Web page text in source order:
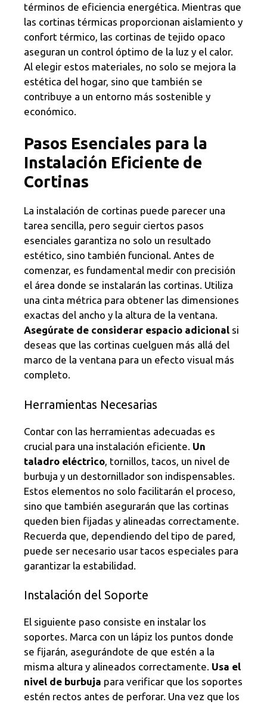
términos de eficiencia energética. Mientras que
las cortinas térmicas proporcionan aislamiento y
confort térmico, las cortinas de tejido opaco
aseguran un control óptimo de la luz y el calor.
Al elegir estos materiales, no solo se mejora la
estética del hogar, sino que también se
contribuye a un entorno más sostenible y
económico.
Pasos Esenciales para la
Instalación Eficiente de
Cortinas
La instalación de cortinas puede parecer una
tarea sencilla, pero seguir ciertos pasos
esenciales garantiza no solo un resultado
estético, sino también funcional. Antes de
comenzar, es fundamental medir con precisión
el área donde se instalarán las cortinas. Utiliza
una cinta métrica para obtener las dimensiones
exactas del ancho y la altura de la ventana.
Asegúrate de considerar espacio adicional si
deseas que las cortinas cuelguen más allá del
marco de la ventana para un efecto visual más
completo.
Herramientas Necesarias
Contar con las herramientas adecuadas es
crucial para una instalación eficiente. Un
taladro eléctrico, tornillos, tacos, un nivel de
burbuja y un destornillador son indispensables.
Estos elementos no solo facilitarán el proceso,
sino que también asegurarán que las cortinas
queden bien fijadas y alineadas correctamente.
Recuerda que, dependiendo del tipo de pared,
puede ser necesario usar tacos especiales para
garantizar la estabilidad.
Instalación del Soporte
El siguiente paso consiste en instalar los
soportes. Marca con un lápiz los puntos donde
se fijarán, asegurándote de que estén a la
misma altura y alineados correctamente. Usa el
nivel de burbuja para verificar que los soportes
estén rectos antes de perforar. Una vez que los